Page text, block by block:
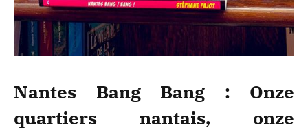
Nantes Bang Bang : Onze
quartiers nantais, onze